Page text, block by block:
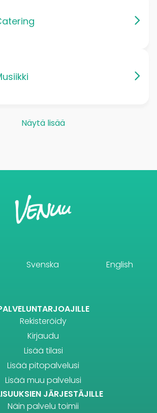
Näytä lisää
Svenska English
Rekisteröidy
Kirjaudu
Lisää tilasi
Lisää pitopalvelusi
Lisää muu palvelusi
JÄRJESTÄJILLE
Näin palvelu toimii